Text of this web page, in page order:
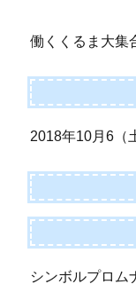
働くくるま大集
2018年10月6（
シンボルプロ